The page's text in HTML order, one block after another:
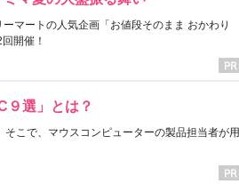
マートの人気企画「お値段そのまま おかわり
開催！
９選」とは？
こで、マウスコンピューターの製品担当者が用